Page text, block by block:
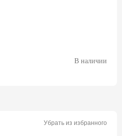
В наличии
Убрать из избранного